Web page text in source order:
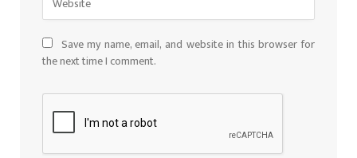
Save my name, email, and website in this browser for
the next time I comment.